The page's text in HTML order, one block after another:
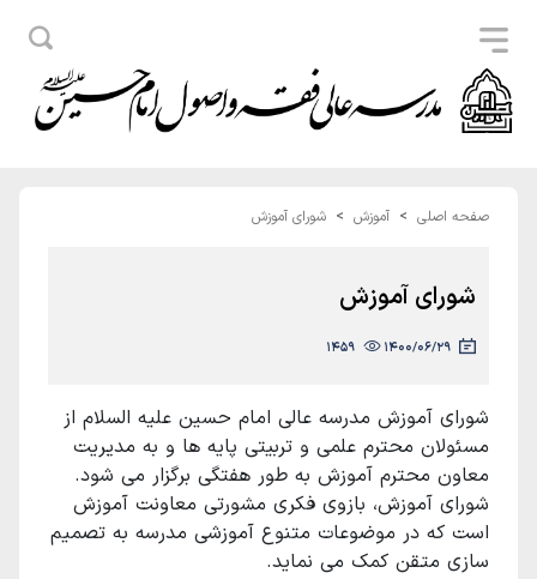
صفحه اصلی آموزش شورای آموزش
شورای آموزش
1400/06/29
1459
شورای آموزش مدرسه عالی امام حسین علیه السلام از
مسئولان محترم علمی و تربیتی پایه ها و به مدیریت
معاون محترم آموزش به طور هفتگی برگزار می شود.
شورای آموزش، بازوی فکری مشورتی معاونت آموزش
است که در موضوعات متنوع آموزشی مدرسه به تصمیم
سازی متقن کمک می نماید.